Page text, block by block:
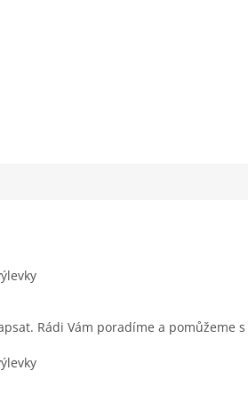
Rádi Vám poradíme a pomůžeme